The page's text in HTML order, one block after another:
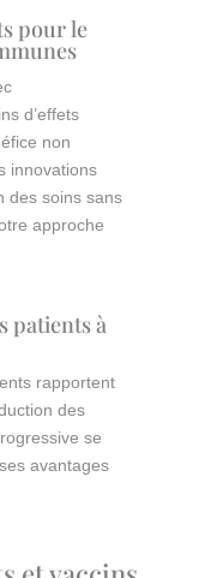
pour le
d’effets
non
innovations
des soins sans
approche
patients à
rapportent
des
se
avantages